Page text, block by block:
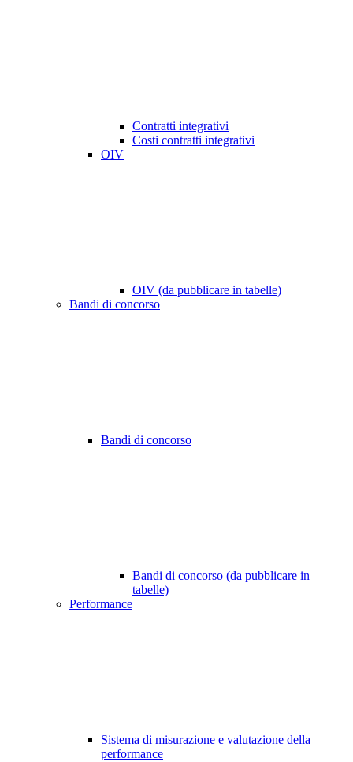
Contratti integrativi
Costi contratti integrativi
OIV
OIV (da pubblicare in tabelle)
Bandi di concorso
Bandi di concorso
Bandi di concorso (da pubblicare in
tabelle)
Performance
Sistema di misurazione e valutazione della
performance